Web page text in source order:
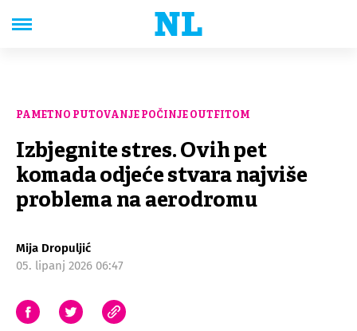
PAMETNO PUTOVANJE POČINJE OUTFITOM
Izbjegnite stres. Ovih pet
komada odjeće stvara najviše
problema na aerodromu
Mija Dropuljić
05. lipanj 2026 06:47